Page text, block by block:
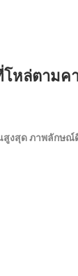
โหล่ตามค
งสุด ภาพลักษ